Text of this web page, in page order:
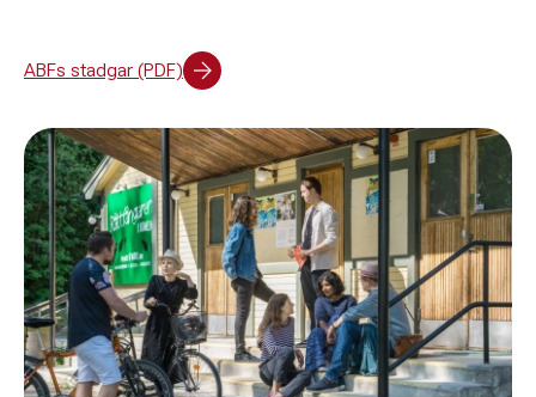
ABFs stadgar (PDF)